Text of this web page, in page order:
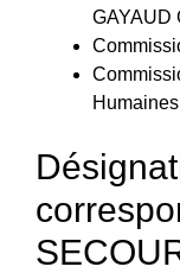
GAYAUD